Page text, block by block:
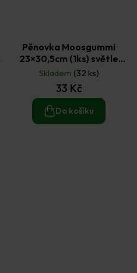
Pěnovka Moosgummi
23×30,5cm (1ks) světle
žlutá
Skladem (32 ks)
33 Kč
Do košíku